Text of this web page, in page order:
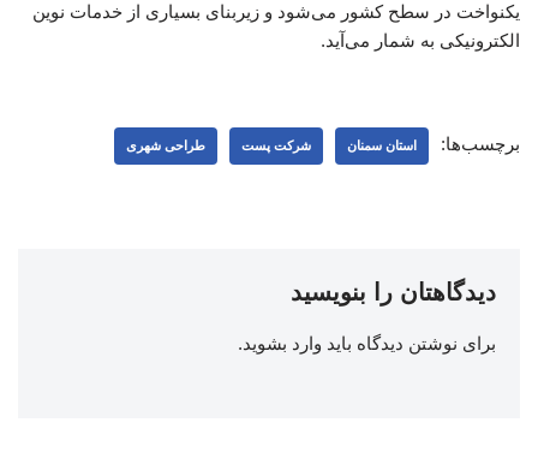
یکنواخت در سطح کشور می‌شود و زیربنای بسیاری از خدمات نوین
الکترونیکی به شمار می‌آید.
برچسب‌ها: استان سمنان شرکت پست طراحی شهری
دیدگاهتان را بنویسید
برای نوشتن دیدگاه باید وارد بشوید.